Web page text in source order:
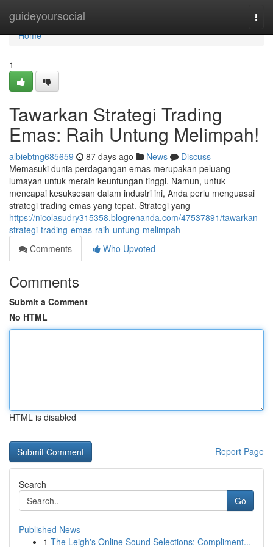
guideyoursocial
Home
Home
1
Tawarkan Strategi Trading
Emas: Raih Untung Melimpah!
albiebtng685659 87 days ago News
Discuss
Memasuki dunia perdagangan emas merupakan peluang
lumayan untuk meraih keuntungan tinggi. Namun, untuk
mencapai kesuksesan dalam industri ini, Anda perlu menguasai
strategi trading emas yang tepat. Strategi yang
https://nicolasudry315358.blogrenanda.com/47537891/tawarkan-
strategi-trading-emas-raih-untung-melimpah
Comments
Who Upvoted
Comments
Submit a Comment
No HTML
HTML is disabled
Report Page
Search
Go
Published News
1 The Leigh's Online Sound Selections: Compliment...